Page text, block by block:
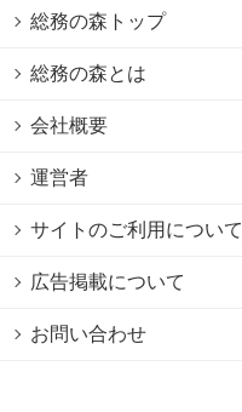
総務の森トップ
総務の森とは
会社概要
運営者
サイトのご利用について
広告掲載について
お問い合わせ